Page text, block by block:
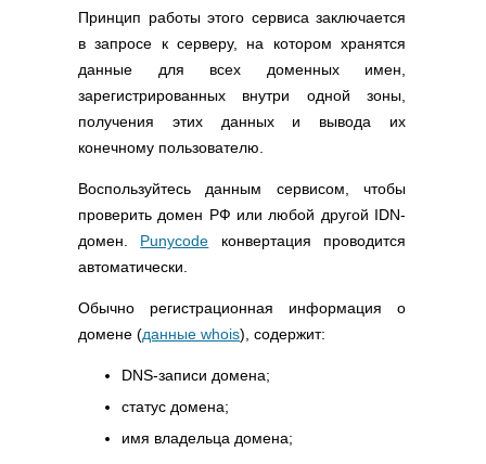
Принцип работы этого сервиса заключается
в запросе к серверу, на котором хранятся
данные для всех доменных имен,
зарегистрированных внутри одной зоны,
получения этих данных и вывода их
конечному пользователю.
Воспользуйтесь данным сервисом, чтобы
проверить домен РФ или любой другой IDN-
домен. Punycode конвертация проводится
автоматически.
Обычно регистрационная информация о
домене (данные whois), содержит:
DNS-записи домена;
статус домена;
имя владельца домена;